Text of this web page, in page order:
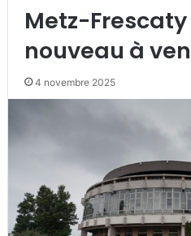
Metz-
nouveau à
4 novembre 2025